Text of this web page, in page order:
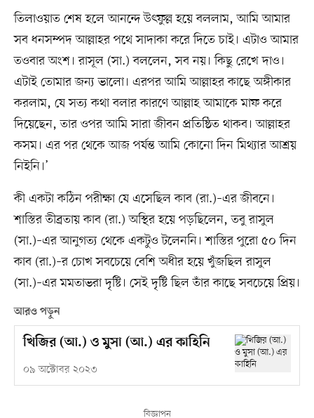
তিলাওয়াত শেষ হলে আনন্দে উৎফুল্ল হয়ে বললাম, আমি আমার
সব ধনসম্পদ আল্লাহর পথে সাদাকা করে দিতে চাই। এটাও আমার
তওবার অংশ। রাসূল (সা.) বললেন, সব নয়। কিছু রেখে দাও।
এটাই তোমার জন্য ভালো। এরপর আমি আল্লাহর কাছে অঙ্গীকার
করলাম, যে সত্য কথা বলার কারণে আল্লাহ আমাকে মাফ করে
দিয়েছেন, তার ওপর আমি সারা জীবন প্রতিষ্ঠিত থাকব। আল্লাহর
কসম। এর পর থেকে আজ পর্যন্ত আমি কোনো দিন মিথ্যার আশ্রয়
নিইনি।’
কী একটা কঠিন পরীক্ষা যে এসেছিল কাব (রা.)–এর জীবনে।
শাস্তির তীব্রতায় কাব (রা.) অস্থির হয়ে পড়ছিলেন, তবু রাসুল
(সা.)–এর আনুগত্য থেকে একটুও টলেননি। শাস্তির পুরো ৫০ দিন
কাব (রা.)–র চোখ সবচেয়ে বেশি অধীর হয়ে খুঁজছিল রাসুল
(সা.)–এর মমতাভরা দৃষ্টি। সেই দৃষ্টি ছিল তাঁর কাছে সবচেয়ে প্রিয়।
আরও পড়ুন
খিজির (আ.) ও ‎মুসা (আ.) এর কাহিনি
০৯ অক্টোবর ২০২৩